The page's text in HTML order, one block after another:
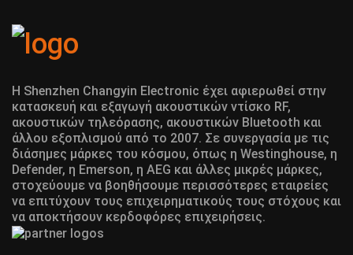
Η Shenzhen Changyin Electronic έχει αφιερωθεί στην
κατασκευή και εξαγωγή ακουστικών ντίσκο RF,
ακουστικών τηλεόρασης, ακουστικών Bluetooth και
άλλου εξοπλισμού από το 2007. Σε συνεργασία με τις
διάσημες μάρκες του κόσμου, όπως η Westinghouse, η
Defender, η Emerson, η AEG και άλλες μικρές μάρκες,
στοχεύουμε να βοηθήσουμε περισσότερες εταιρείες
να επιτύχουν τους επιχειρηματικούς τους στόχους και
να αποκτήσουν κερδοφόρες επιχειρήσεις.